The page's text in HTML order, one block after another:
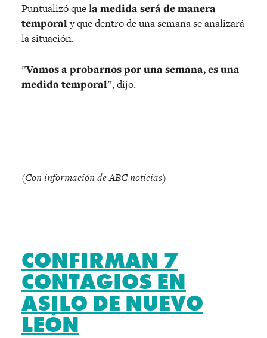
Puntualizó que la medida será de manera
temporaly que dentro de una semana se analizará
la situación.
”Vamos a probarnos por una semana, es una
medida temporal”, dijo.
(Con información de ABC noticias)
CONFIRMAN 7
CONTAGIOS EN
ASILO DE NUEVO
LEÓN